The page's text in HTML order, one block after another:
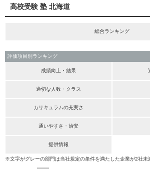
高校受験 塾 北海道
総合ランキング
評価項目別ランキング
成績向上・結果
適切な人数・クラス
カリキュラムの充実さ
通いやすさ・治安
提供情報
※文字がグレーの部門は当社規定の条件を満たした企業が2社未